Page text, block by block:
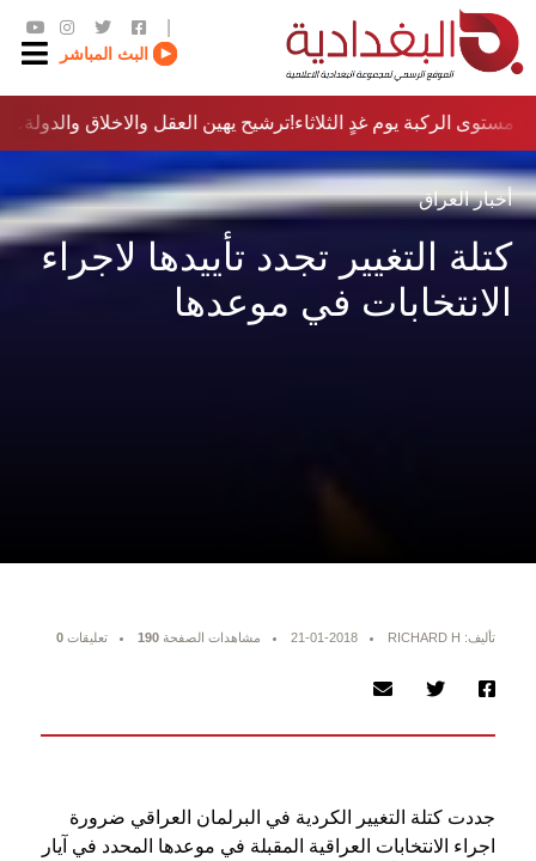
البث المباشر
ترشيح يهين العقل والاخلاق والدولة…؟!مستوى الركبة يوم غدٍ الثلاثاء
أخبار العراق
كتلة التغيير تجدد تأييدها لاجراء
الانتخابات في موعدها
تأليف: RICHARD H 21-01-2018 مشاهدات الصفحة 190 تعليقات 0
جددت كتلة التغيير الكردية في البرلمان العراقي ضرورة
اجراء الانتخابات العراقية المقبلة في موعدها المحدد في آيار